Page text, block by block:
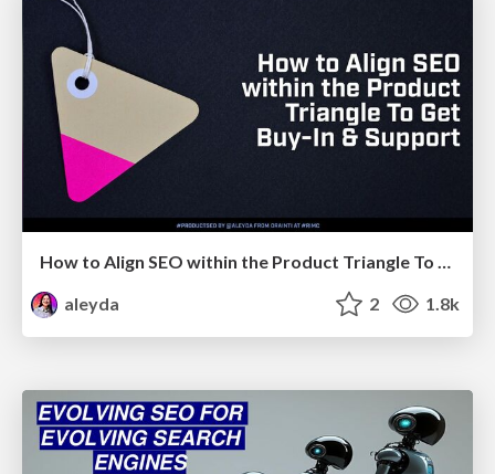
How to Align SEO within the Product Triangle To Get Buy-In & Support - #RIMC
aleyda
2 1.8k